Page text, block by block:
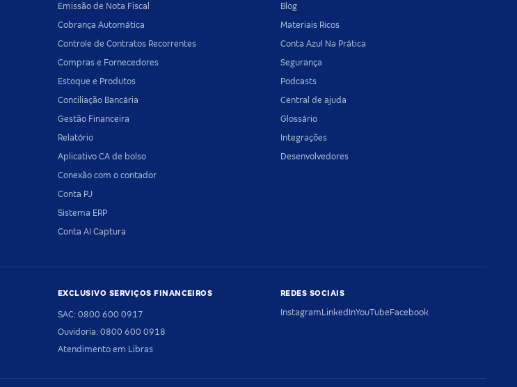
Emissão de Nota Fiscal
Cobrança Automática
Controle de Contratos Recorrentes
Compras e Fornecedores
Estoque e Produtos
Conciliação Bancária
Gestão Financeira
Relatório
Aplicativo CA de bolso
Conexão com o contador
Conta PJ
Sistema ERP
Conta AI Captura
Blog
Materiais Ricos
Conta Azul Na Prática
Segurança
Podcasts
Central de ajuda
Glossário
Integrações
Desenvolvedores
EXCLUSIVO SERVIÇOS FINANCEIROS
SAC: 0800 600 0917
Ouvidoria: 0800 600 0918
Atendimento em Libras
REDES SOCIAIS
InstagramLinkedInYouTubeFacebook